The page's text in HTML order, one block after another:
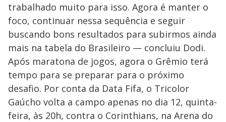
trabalhado muito para isso. Agora é manter o
foco, continuar nessa sequência e seguir
buscando bons resultados para subirmos ainda
mais na tabela do Brasileiro — concluiu Dodi.
Após maratona de jogos, agora o Grêmio terá
tempo para se preparar para o próximo
desafio. Por conta da Data Fifa, o Tricolor
Gaúcho volta a campo apenas no dia 12, quinta-
feira, às 20h, contra o Corinthians, na Arena do